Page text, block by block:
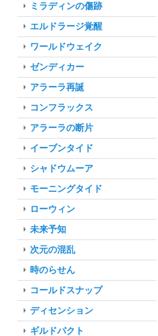
ミラディンの傷跡
エルドラージ覚醒
ワールドウェイク
ゼンディカー
アラーラ再誕
コンフラックス
アラーラの断片
イーブンタイド
シャドウムーア
モーニングタイド
ローウィン
未来予知
次元の混乱
時のらせん
コールドスナップ
ディセンション
ギルドパクト